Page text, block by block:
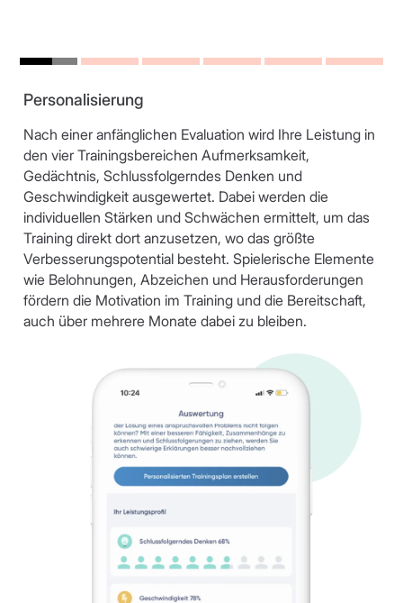
Personalisierung
Nach einer anfänglichen Evaluation wird Ihre Leistung in
den vier Trainingsbereichen Aufmerksamkeit,
Gedächtnis, Schlussfolgerndes Denken und
Geschwindigkeit ausgewertet. Dabei werden die
individuellen Stärken und Schwächen ermittelt, um das
Training direkt dort anzusetzen, wo das größte
Verbesserungspotential besteht. Spielerische Elemente
wie Belohnungen, Abzeichen und Herausforderungen
fördern die Motivation im Training und die Bereitschaft,
auch über mehrere Monate dabei zu bleiben.